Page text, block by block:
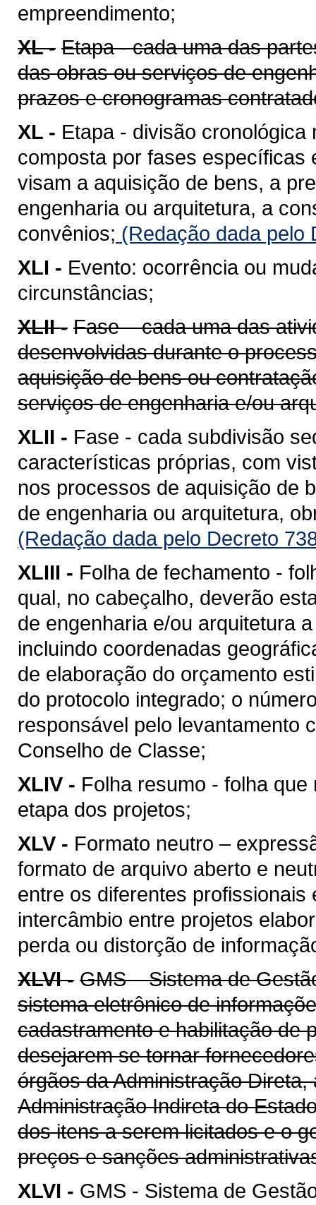
empreendimento;
XL - Etapa - cada uma das
das obras ou serviços de
prazos e cronogramas
XL - Etapa - divisão
composta por fases específicas
visam a aquisição de bens, a
engenharia ou arquitetura, a
convênios; (Redação dada pelo
XLI - Evento: ocorrência ou
circunstâncias;
XLII - Fase – cada uma das
desenvolvidas durante o
aquisição de bens ou
serviços de engenharia e/ou
XLII - Fase - cada subdivisão
características próprias, com
nos processos de aquisição de
de engenharia ou arquitetura,
(Redação dada pelo Decreto
XLIII - Folha de fechamento -
qual, no cabeçalho, deverão
de engenharia e/ou arquitetura
incluindo coordenadas
de elaboração do orçamento
do protocolo integrado; o
responsável pelo levantamento
Conselho de Classe;
XLIV - Folha resumo - folha
etapa dos projetos;
XLV - Formato neutro –
formato de arquivo aberto e
entre os diferentes
intercâmbio entre projetos
perda ou distorção de
XLVI - GMS – Sistema de
sistema eletrônico de
cadastramento e habilitação de
desejarem se tornar
órgãos da Administração
Administração Indireta do
dos itens a serem licitados e o
preços e sanções
XLVI - GMS - Sistema de